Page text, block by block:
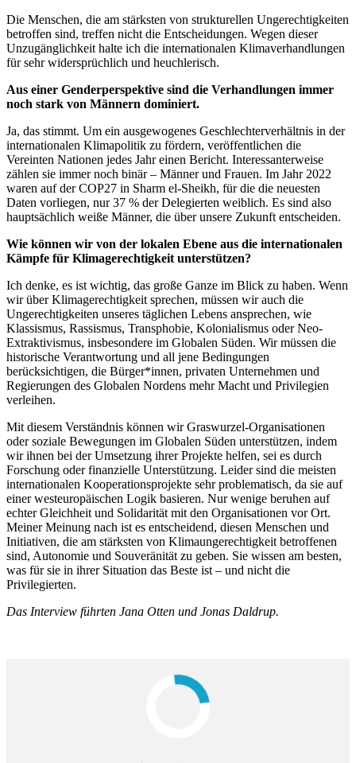
Die Menschen, die am stärksten von strukturellen Ungerechtigkeiten
betroffen sind, treffen nicht die Entscheidungen. Wegen dieser
Unzugänglichkeit halte ich die internationalen Klimaverhandlungen
für sehr widersprüchlich und heuchlerisch.
Aus einer Genderperspektive sind die Verhandlungen immer
noch stark von Männern dominiert.
Ja, das stimmt. Um ein ausgewogenes Geschlechterverhältnis in der
internationalen Klimapolitik zu fördern, veröffentlichen die
Vereinten Nationen jedes Jahr einen Bericht. Interessanterweise
zählen sie immer noch binär – Männer und Frauen. Im Jahr 2022
waren auf der COP27 in Sharm el-Sheikh, für die die neuesten
Daten vorliegen, nur 37 % der Delegierten weiblich. Es sind also
hauptsächlich weiße Männer, die über unsere Zukunft entscheiden.
Wie können wir von der lokalen Ebene aus die internationalen
Kämpfe für Klimagerechtigkeit unterstützen?
Ich denke, es ist wichtig, das große Ganze im Blick zu haben. Wenn
wir über Klimagerechtigkeit sprechen, müssen wir auch die
Ungerechtigkeiten unseres täglichen Lebens ansprechen, wie
Klassismus, Rassismus, Transphobie, Kolonialismus oder Neo-
Extraktivismus, insbesondere im Globalen Süden. Wir müssen die
historische Verantwortung und all jene Bedingungen
berücksichtigen, die Bürger*innen, privaten Unternehmen und
Regierungen des Globalen Nordens mehr Macht und Privilegien
verleihen.
Mit diesem Verständnis können wir Graswurzel-Organisationen
oder soziale Bewegungen im Globalen Süden unterstützen, indem
wir ihnen bei der Umsetzung ihrer Projekte helfen, sei es durch
Forschung oder finanzielle Unterstützung. Leider sind die meisten
internationalen Kooperationsprojekte sehr problematisch, da sie auf
einer westeuropäischen Logik basieren. Nur wenige beruhen auf
echter Gleichheit und Solidarität mit den Organisationen vor Ort.
Meiner Meinung nach ist es entscheidend, diesen Menschen und
Initiativen, die am stärksten von Klimaungerechtigkeit betroffenen
sind, Autonomie und Souveränität zu geben. Sie wissen am besten,
was für sie in ihrer Situation das Beste ist – und nicht die
Privilegierten.
Das Interview führten Jana Otten und Jonas Daldrup.